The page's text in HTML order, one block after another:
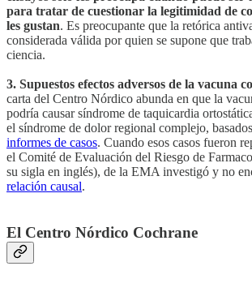
para tratar de cuestionar la legitimidad de
les gustan. Es preocupante que la retórica
considerada válida por quien se supone que
ciencia.
3. Supuestos efectos adversos de la vacuna
carta del Centro Nórdico abunda en que la
podría causar síndrome de taquicardia
el síndrome de dolor regional complejo,
informes de casos. Cuando esos casos fueron
el Comité de Evaluación del Riesgo de
su sigla en inglés), de la EMA investigó y no
relación causal.
El Centro Nórdico Cochrane